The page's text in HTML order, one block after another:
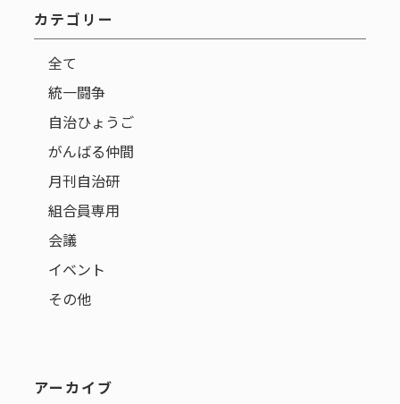
カテゴリー
全て
統一闘争
自治ひょうご
がんばる仲間
月刊自治研
組合員専用
会議
イベント
その他
アーカイブ